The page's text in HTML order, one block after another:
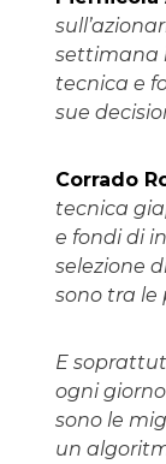
settimana
tecnica e
sue
Corrado
tecnica
e fondi di
selezione
sono tra le
E
ogni
sono le
un